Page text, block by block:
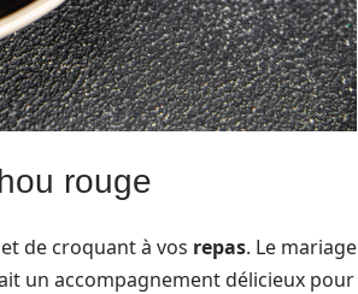
rouge
de croquant à vos repas. Le mariage
un accompagnement délicieux pour